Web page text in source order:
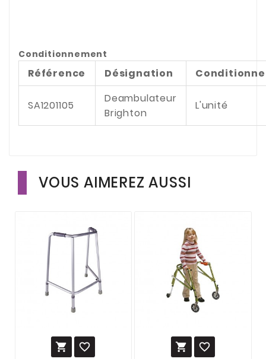
Conditionnement
Référence Désignation
SA1201105
Deambulateur
Brighton
L'unité
VOUS AIMEREZ AUSSI
   